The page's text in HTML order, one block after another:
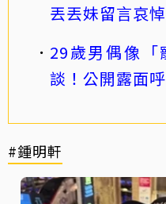
丟丟妹留言哀悼
29歲男偶像「
談！公開露面
#鍾明軒